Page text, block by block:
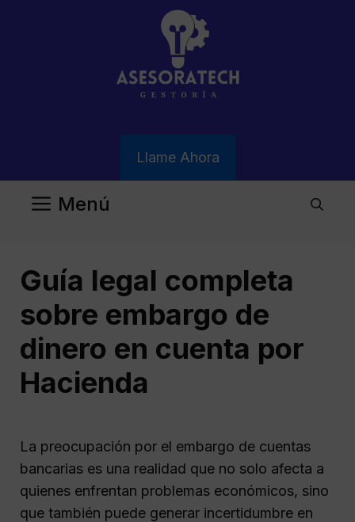
Llame Ahora
Menú
Guía legal completa
sobre embargo de
dinero en cuenta por
Hacienda
La preocupación por el embargo de cuentas
bancarias es una realidad que no solo afecta a
quienes enfrentan problemas económicos, sino
que también puede generar incertidumbre en